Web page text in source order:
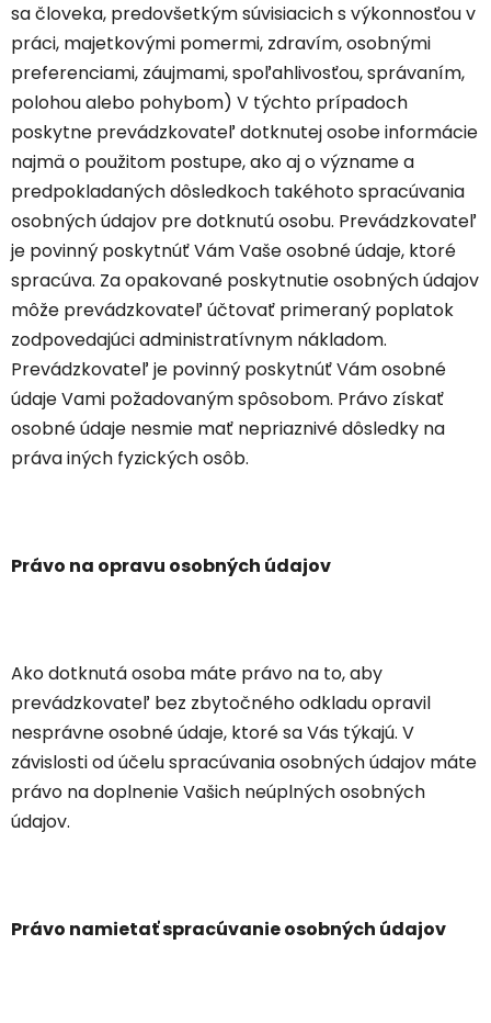
sa človeka, predovšetkým súvisiacich s výkonnosťou v
práci, majetkovými pomermi, zdravím, osobnými
preferenciami, záujmami, spoľahlivosťou, správaním,
polohou alebo pohybom) V týchto prípadoch
poskytne prevádzkovateľ dotknutej osobe informácie
najmä o použitom postupe, ako aj o význame a
predpokladaných dôsledkoch takéhoto spracúvania
osobných údajov pre dotknutú osobu. Prevádzkovateľ
je povinný poskytnúť Vám Vaše osobné údaje, ktoré
spracúva. Za opakované poskytnutie osobných údajov
môže prevádzkovateľ účtovať primeraný poplatok
zodpovedajúci administratívnym nákladom.
Prevádzkovateľ je povinný poskytnúť Vám osobné
údaje Vami požadovaným spôsobom. Právo získať
osobné údaje nesmie mať nepriaznivé dôsledky na
práva iných fyzických osôb.
Právo na opravu osobných údajov
Ako dotknutá osoba máte právo na to, aby
prevádzkovateľ bez zbytočného odkladu opravil
nesprávne osobné údaje, ktoré sa Vás týkajú. V
závislosti od účelu spracúvania osobných údajov máte
právo na doplnenie Vašich neúplných osobných
údajov.
Právo namietať spracúvanie osobných údajov